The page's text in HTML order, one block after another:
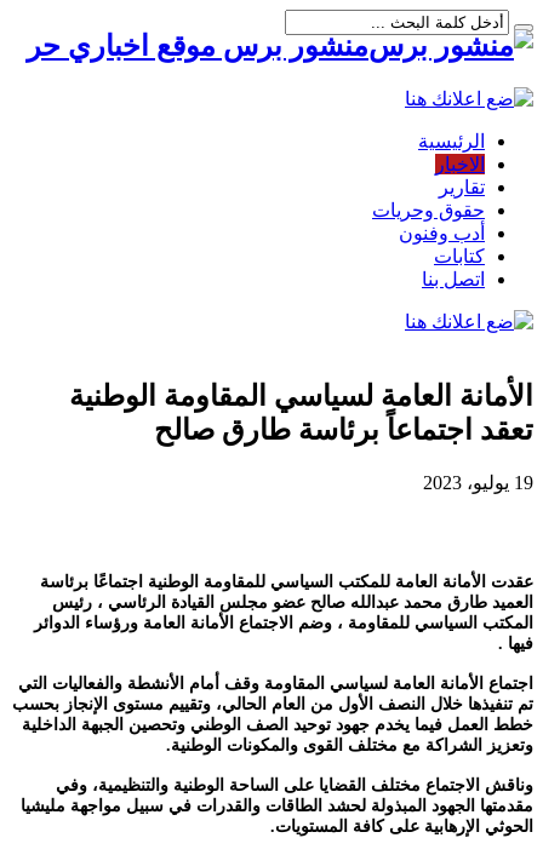
منشور برس موقع اخباري حر
الرئيسية
الاخبار
تقارير
حقوق وحريات
أدب وفنون
كتابات
اتصل بنا
الأمانة العامة لسياسي المقاومة الوطنية
تعقد اجتماعاً برئاسة طارق صالح
19 يوليو، 2023
عقدت الأمانة العامة للمكتب السياسي للمقاومة الوطنية اجتماعًا برئاسة
العميد طارق محمد عبدالله صالح عضو مجلس القيادة الرئاسي ، رئيس
المكتب السياسي للمقاومة ، وضم الاجتماع الأمانة العامة ورؤساء الدوائر
فيها .
اجتماع الأمانة العامة لسياسي المقاومة وقف أمام الأنشطة والفعاليات التي
تم تنفيذها خلال النصف الأول من العام الحالي، وتقييم مستوى الإنجاز بحسب
خطط العمل فيما يخدم جهود توحيد الصف الوطني وتحصين الجبهة الداخلية
وتعزيز الشراكة مع مختلف القوى والمكونات الوطنية.
وناقش الاجتماع مختلف القضايا على الساحة الوطنية والتنظيمية، وفي
مقدمتها الجهود المبذولة لحشد الطاقات والقدرات في سبيل مواجهة مليشيا
الحوثي الإرهابية على كافة المستويات.